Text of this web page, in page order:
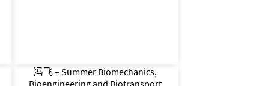
冯飞 – Summer Biomechanics,
Bioengineering and Biotransport